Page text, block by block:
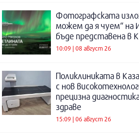
Фотографската
можем да я чуем“ на
бъде представена в
10:09 | 08 август 26
Поликлиниката в
с нов
прецизна
здраве
15:09 | 06 август 26